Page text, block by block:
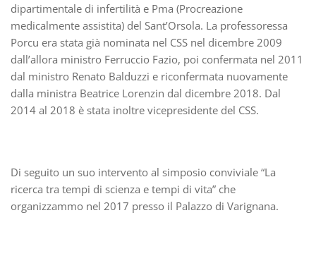
dipartimentale di infertilità e Pma (Procreazione
medicalmente assistita) del Sant’Orsola. La professoressa
Porcu era stata già nominata nel CSS nel dicembre 2009
dall’allora ministro Ferruccio Fazio, poi confermata nel 2011
dal ministro Renato Balduzzi e riconfermata nuovamente
dalla ministra Beatrice Lorenzin dal dicembre 2018. Dal
2014 al 2018 è stata inoltre vicepresidente del CSS.
Di seguito un suo intervento al simposio conviviale “La
ricerca tra tempi di scienza e tempi di vita” che
organizzammo nel 2017 presso il Palazzo di Varignana.